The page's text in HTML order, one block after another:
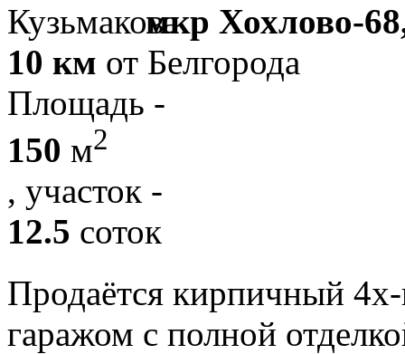
мкр Хохлово-
10 км от Белгорода
Площадь -
150 м2
, участок -
12.5 соток
Продаётся кирпичный
гаражом с полной